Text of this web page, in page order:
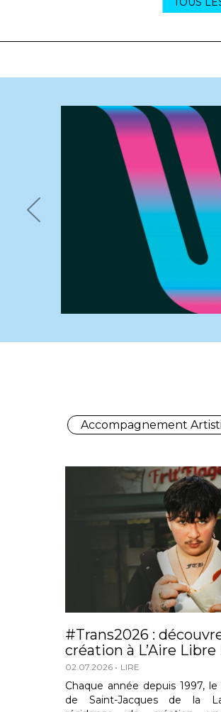
Previous
Accompagnement
#Trans2026 :
création à L’Aire Libre
02.07.2026 LIRE
Chaque année depuis 1997, le
de Saint-Jacques de la